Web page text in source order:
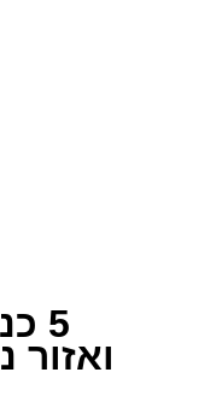
5 כנסים, תערוכה
ואזור